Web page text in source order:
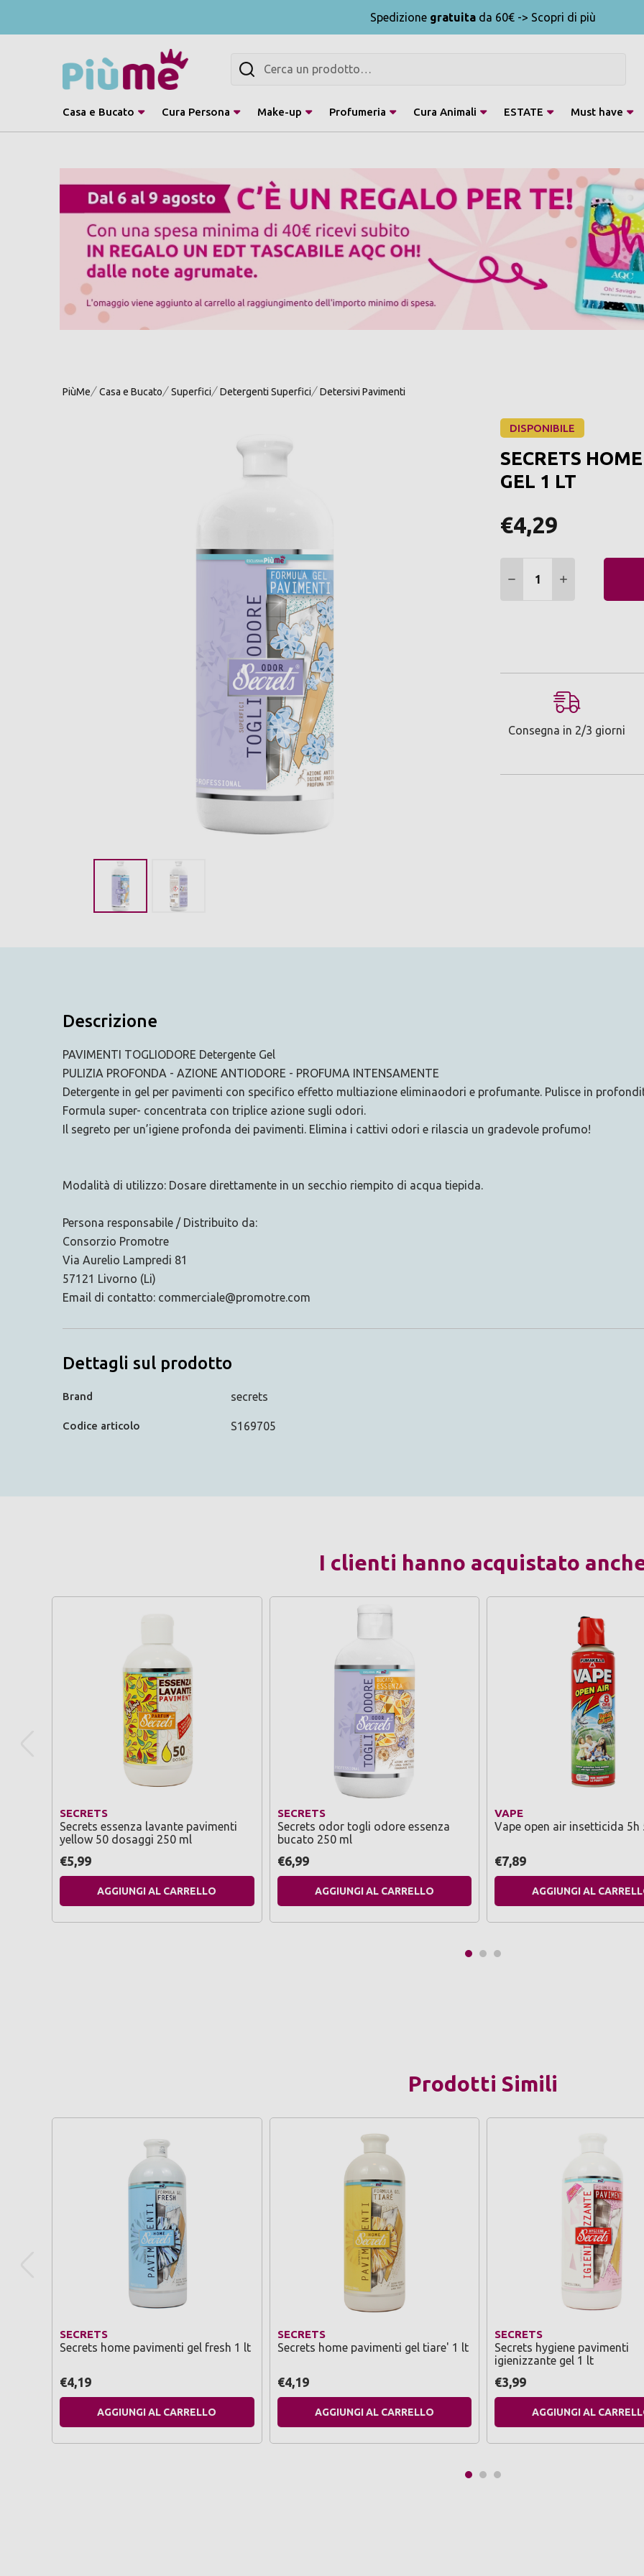
Spedizione gratuita da 60€ -> Scopri di più
Cerca
Casa e Bucato Cura Persona Make-up Profumeria Cura Animali ESTATE Must have
PiùMe Casa e Bucato Superfici Detergenti Superfici Detersivi Pavimenti
DISPONIBILE
SECRETS
GEL 1 LT
€4,29
DIMINUIRE QUANTITÀ:
AUMENTARE
Consegna in 2/3 giorni
Descrizione
PAVIMENTI TOGLIODORE Detergente Gel
PULIZIA PROFONDA - AZIONE ANTIODORE - PROFUMA INTENSAMENTE
Detergente in gel per pavimenti con specifico effetto multiazione eliminaodori e profumante. Pulisce in
Formula super- concentrata con triplice azione sugli odori.
Il segreto per un’igiene profonda dei pavimenti. Elimina i cattivi odori e rilascia un gradevole profumo!
Modalità di utilizzo: Dosare direttamente in un secchio riempito di acqua tiepida.
Persona responsabile / Distribuito da:
Consorzio Promotre
Via Aurelio Lampredi 81
57121 Livorno (Li)
Email di contatto: commerciale@promotre.com
Dettagli sul prodotto
Brand secrets
Codice articolo S169705
I clienti hanno acquistato
SECRETS
Secrets essenza lavante pavimenti
yellow 50 dosaggi 250 ml
€5,99
AGGIUNGI AL CARRELLO
SECRETS
Secrets odor togli odore essenza
bucato 250 ml
€6,99
AGGIUNGI AL CARRELLO
VAPE
Vape open air insetticida 5h
€7,89
AGGIUNGI AL
Prodotti Simili
SECRETS
Secrets home pavimenti gel fresh 1 lt
€4,19
AGGIUNGI AL CARRELLO
SECRETS
Secrets home pavimenti gel tiare' 1 lt
€4,19
AGGIUNGI AL CARRELLO
SECRETS
Secrets hygiene pavimenti
igienizzante gel 1 lt
€3,99
AGGIUNGI AL